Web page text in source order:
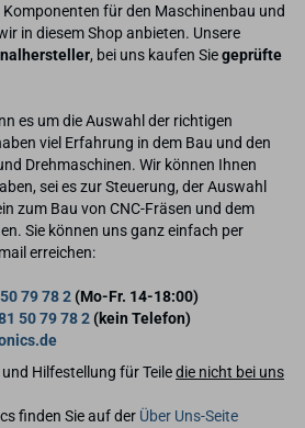
Komponenten für den Maschinenbau und
in diesem Shop anbieten. Unsere
, bei uns kaufen Siegeprüfte
es um die Auswahl der richtigen
viel Erfahrung in dem Bau und den
Drehmaschinen. Wir können Ihnen
sei es zur Steuerung, der Auswahl
zum Bau von CNC-Fräsen und dem
Sie können uns ganz einfach per
erreichen:
79 78 2(Mo-Fr. 14-18:00)
50 79 78 2(kein Telefon)
Hilfestellung für Teiledie nicht bei uns
finden Sie auf der Über Uns-Seite